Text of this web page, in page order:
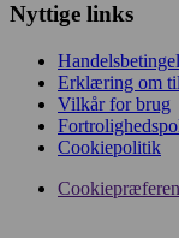
Nyttige links
Erklæring om
Vilkår for brug
Cookiepolitik